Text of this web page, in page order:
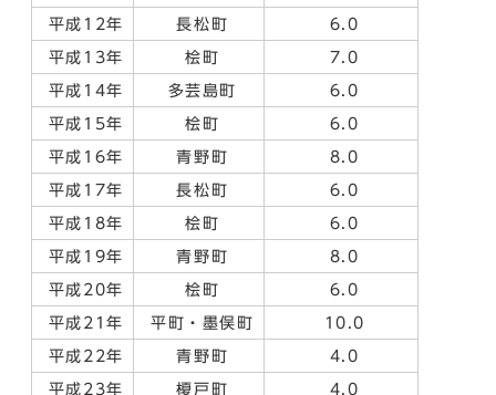
平成12年 長松町 6.0
平成13年 桧町 7.0
平成14年 多芸島町 6.0
平成15年 桧町 6.0
平成16年 青野町 8.0
平成17年 長松町 6.0
平成18年 桧町 6.0
平成19年 青野町 8.0
平成20年 桧町 6.0
平成21年 平町・墨俣町 10.0
平成22年 青野町 4.0
平成23年 榎戸町 4.0